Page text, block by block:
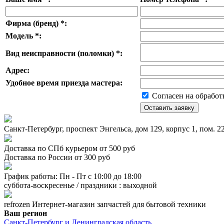
Фирма (бренд) *:
Модель *:
Вид неисправности (поломки) *:
Адрес:
Удобное время приезда мастера:
Согласен на
Санкт-Петербург, проспект Энгельса, дом 129, корпус 1, пом.
Доставка по СПб курьером от 500 руб
Доставка по России от 300 руб
График работы: Пн - Пт с 10:00 до 18:00
суббота-воскресенье / праздники : выходной
refrozen Интернет-магазин запчастей для бытовой техники
Ваш регион